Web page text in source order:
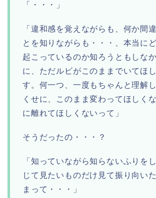
「・・・」
「違和感を覚えながらも、何か間
とを知りながらも・・・、本当に
起こっているのか知ろうともしな
に、ただルビがこのままでいてほ
す。何一つ、一度もちゃんと理解
くせに、このまま変わってほしく
に離れてほしくないって」
そうだったの・・・？
「知っていながら知らないふりを
じて見たいものだけ見て振り向い
まって・・・」